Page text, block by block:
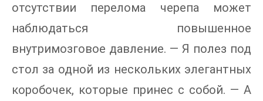
отсутствии перелома черепа может
наблюдаться повышенное
внутримозговое давление. — Я полез под
стол за одной из нескольких элегантных
коробочек, которые принес с собой. — А